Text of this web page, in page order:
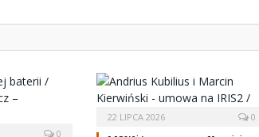
0
22 LIPCA 2026 0